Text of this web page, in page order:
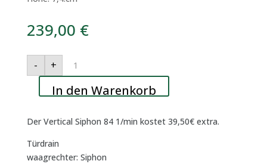
239,00 €
-
Proline
mit
Abdeckung:
80cm
-
7,4cm
Menge
+
In den Warenkorb
Der Vertical Siphon 84 1/min kostet 39,50€ extra.
Türdrain
waagrechter: Siphon